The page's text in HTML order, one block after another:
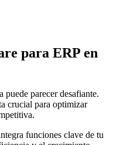
para ERP en
puede parecer desafiante.
crucial para optimizar
funciones clave de tu